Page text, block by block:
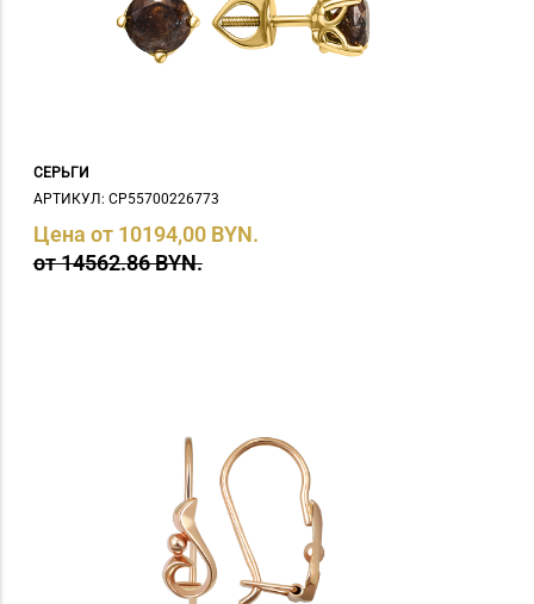
СЕРЬГИ
АРТИКУЛ: СP55700226773
Цена от 10194,00 BYN.
от 14562.86 BYN.